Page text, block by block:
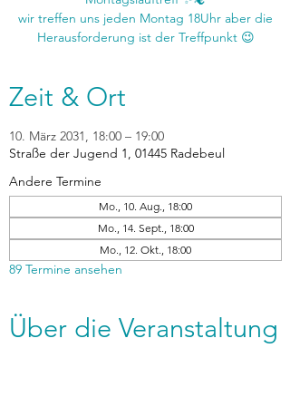
wir treffen uns jeden Montag 18Uhr aber die
Zeit & Ort
10. März 2031, 18:00 – 19:00
Straße der Jugend 1, 01445 Radebeul
Andere Termine
Mo., 10. Aug., 18:00
Mo., 14. Sept., 18:00
Mo., 12. Okt., 18:00
89 Termine ansehen
Über die Veranstaltung